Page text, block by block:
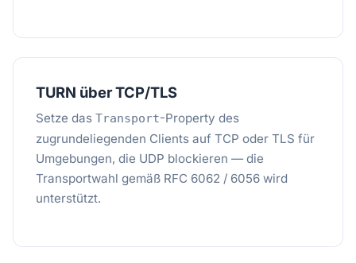
TURN über TCP/TLS
Setze das Transport-Property des
zugrundeliegenden Clients auf TCP oder TLS für
Umgebungen, die UDP blockieren — die
Transportwahl gemäß RFC 6062 / 6056 wird
unterstützt.